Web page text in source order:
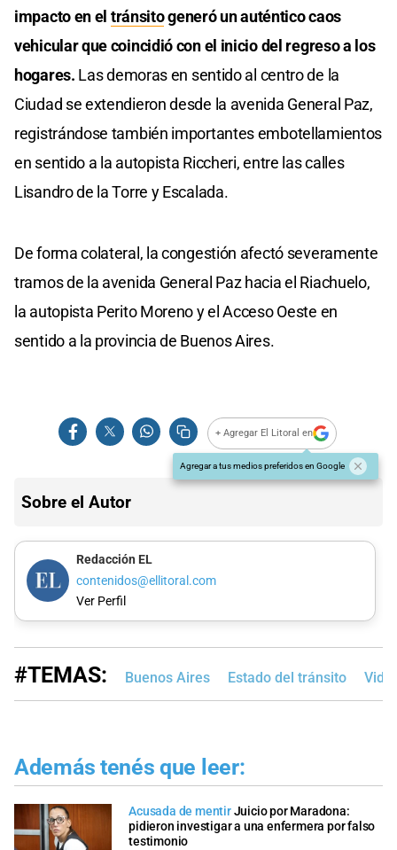
impacto en el tránsitogeneró un auténtico caos
vehicular que coincidió con el inicio del regreso a los
hogares. Las demoras en sentido al centro de la
Ciudad se extendieron desde la avenida General Paz,
registrándose también importantes embotellamientos
en sentido a la autopista Riccheri, entre las calles
Lisandro de la Torre y Escalada.
De forma colateral, la congestión afectó severamente
tramos de la avenida General Paz hacia el Riachuelo,
la autopista Perito Moreno y el Acceso Oeste en
sentido a la provincia de Buenos Aires.
+ Agregar El Litoral en
Agregar a tus medios preferidos en Google
Sobre el Autor
Redacción EL
contenidos@ellitoral.com
Ver Perfil
#TEMAS: Buenos Aires Estado del tránsito
Además tenés que leer:
Acusada de mentirJuicio por Maradona:
pidieron investigar a una enfermera por falso
testimonio